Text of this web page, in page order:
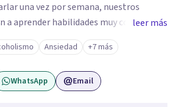
una vez por semana, nuestros
a aprender habilidades muy concretas
problema, y que practican de sesión a
es conseguir que el paciente controle
vida sin depender o necesitar siempre
leer más
Ansiedad +7 más
WhatsApp Email